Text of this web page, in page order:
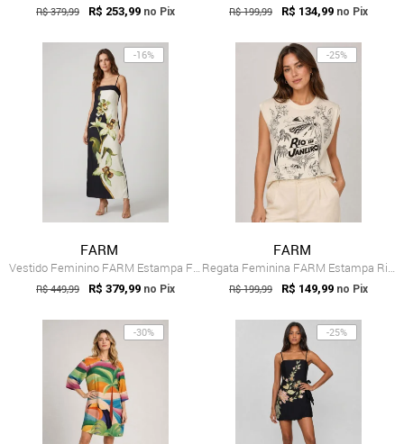
R$ 379,99 R$ 253,99 no Pix R$ 199,99 R$ 134,99 no Pix
-16%
FARM
Vestido Feminino FARM Estampa Floral Preto
R$ 449,99 R$ 379,99 no Pix
-25%
FARM
Regata Feminina FARM Estampa Rio de Jane...
R$ 199,99 R$ 149,99 no Pix
-30% -25%